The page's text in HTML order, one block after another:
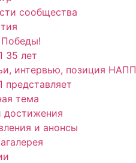
сообщества
35 лет
интервью, позиция НАПП
тема
и анонсы